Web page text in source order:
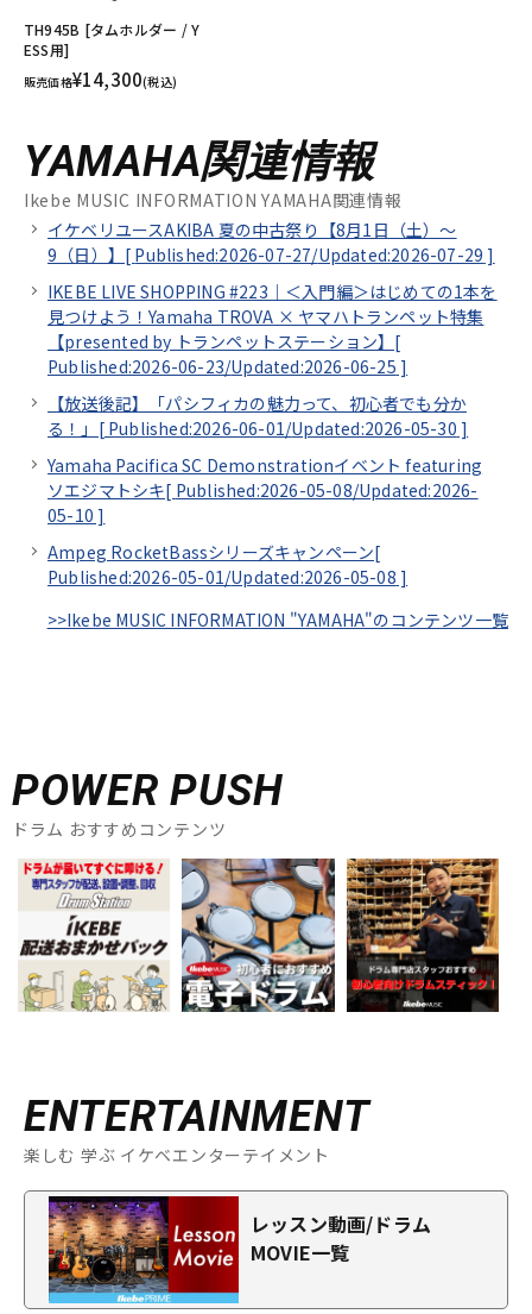
TH945B [タムホルダー / Y
ESS用]
販売価格¥14,300(税込)
YAMAHA関連情報
Ikebe MUSIC INFORMATION YAMAHA関連情報
イケベリユースAKIBA 夏の中古祭り【8月1日（土）～
9（日）】[ Published:2026-07-27/Updated:2026-07-29 ]
IKEBE LIVE SHOPPING #223｜＜入門編＞はじめての1本を
見つけよう！Yamaha TROVA × ヤマハトランペット特集
【presented by トランペットステーション】[
Published:2026-06-23/Updated:2026-06-25 ]
【放送後記】「パシフィカの魅力って、初心者でも分か
る！」[ Published:2026-06-01/Updated:2026-05-30 ]
Yamaha Pacifica SC Demonstrationイベント featuring
ソエジマトシキ[ Published:2026-05-08/Updated:2026-
05-10 ]
Ampeg RocketBassシリーズキャンペーン[
Published:2026-05-01/Updated:2026-05-08 ]
>>Ikebe MUSIC INFORMATION "YAMAHA"のコンテンツ一覧
POWER PUSH
ドラム おすすめコンテンツ
ENTERTAINMENT
楽しむ 学ぶ イケベエンターテイメント
レッスン動画/ドラム
MOVIE一覧